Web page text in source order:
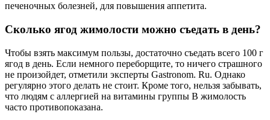
печеночных болезней, для повышения аппетита.
Сколько ягод жимолости можно съедать в день?
Чтобы взять максимум пользы, достаточно съедать всего 100 г
ягод в день. Если немного переборщите, то ничего страшного
не произойдет, отметили эксперты Gastronom. Ru. Однако
регулярно этого делать не стоит. Кроме того, нельзя забывать,
что людям с аллергией на витамины группы B жимолость
часто противопоказана.